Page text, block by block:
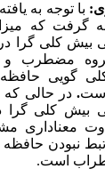
با توجه به
گرفت که
کلی گرا در
مضطرب و
کلی گویی
.در حالی که
بیش کلی گرا
معناداری
نبودن
است.